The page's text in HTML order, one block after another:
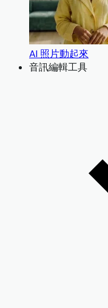
AI 照片動起來
音訊編輯工具